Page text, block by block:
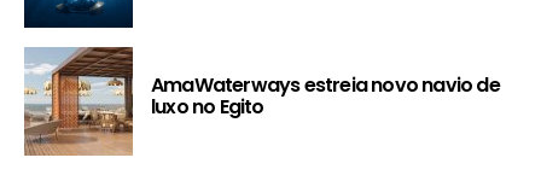
AmaWaterways estreia novo navio de
luxo no Egito